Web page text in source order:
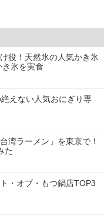
役！天然氷の人気かき氷
氷を実食
えない人気おにぎり専
湾ラーメン」を東京で！
た
・オブ・もつ鍋店TOP3